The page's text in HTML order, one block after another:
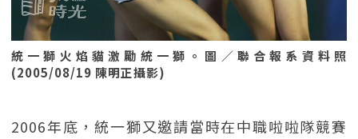
統一獅火焰貓激勵統一獅。圖／聯合報系資料照
(2005/08/19 陳明正攝影)
2006年底，統一獅又邀請當時在中職啦啦隊競賽